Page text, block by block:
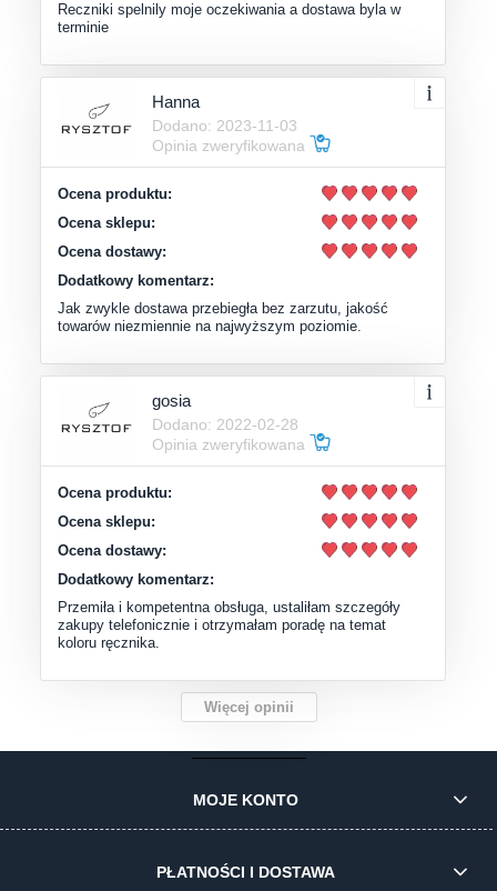
Reczniki spelnily moje oczekiwania a dostawa byla w
terminie
Hanna
Dodano: 2023-11-03
Opinia zweryfikowana
Ocena produktu:
Ocena sklepu:
Ocena dostawy:
Dodatkowy komentarz:
Jak zwykle dostawa przebiegła bez zarzutu, jakość
towarów niezmiennie na najwyższym poziomie.
gosia
Dodano: 2022-02-28
Opinia zweryfikowana
Ocena produktu:
Ocena sklepu:
Ocena dostawy:
Dodatkowy komentarz:
Przemiła i kompetentna obsługa, ustaliłam szczegóły
zakupy telefonicznie i otrzymałam poradę na temat
koloru ręcznika.
Więcej opinii
MOJE KONTO
PŁATNOŚCI I DOSTAWA